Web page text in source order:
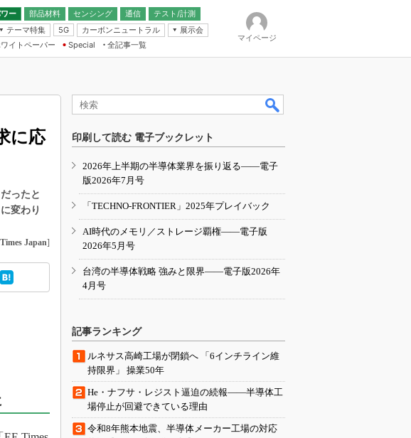
ー 部品材料 センシング
通信
テスト/計測
テーマ特集
5G カーボンニュートラル
展示会
IoT・エッジコンピューティング
EXPO
TECHNO-FRONTIER
人とくるま展
イトペーパー
Special
全記事一覧
マイページ
に応
ったと
変わり
Japan]
印刷して読む 電子ブックレット
2026年上半期の半導体業界を振り返る――電子
版2026年7月号
「TECHNO-FRONTIER」2025年プレイバック
AI時代のメモリ／ストレージ覇権――電子版
2026年5月号
台湾の半導体戦略 強みと限界――電子版2026年
4月号
記事ランキング
ルネサス高崎工場が閉鎖へ 「6インチライン維
持限界」 操業50年
He・ナフサ・レジスト逼迫の続報――半導体工
場停止が回避できている理由
令和8年熊本地震、半導体メーカー工場の対応